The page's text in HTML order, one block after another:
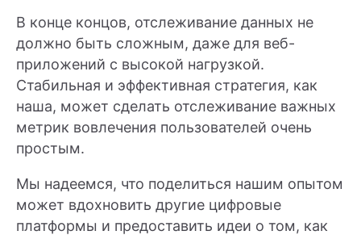
В конце концов, отслеживание данных не
должно быть сложным, даже для веб-
приложений с высокой нагрузкой.
Стабильная и эффективная стратегия, как
наша, может сделать отслеживание важных
метрик вовлечения пользователей очень
простым.
Мы надеемся, что поделиться нашим опытом
может вдохновить другие цифровые
платформы и предоставить идеи о том, как